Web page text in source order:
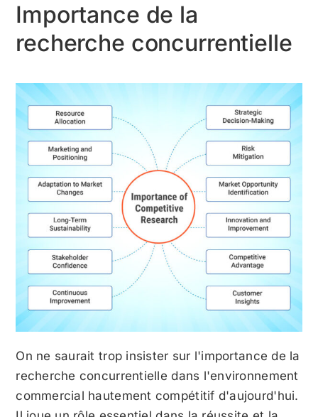
Importance de la
recherche concurrentielle
On ne saurait trop insister sur l'importance de la
recherche concurrentielle dans l'environnement
commercial hautement compétitif d'aujourd'hui.